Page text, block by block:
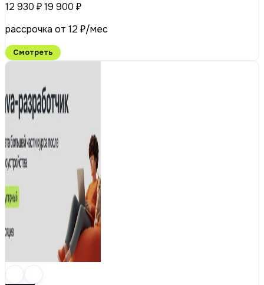
12 930 ₽19 900 ₽
рассрочка от 12 ₽/мес
Смотреть